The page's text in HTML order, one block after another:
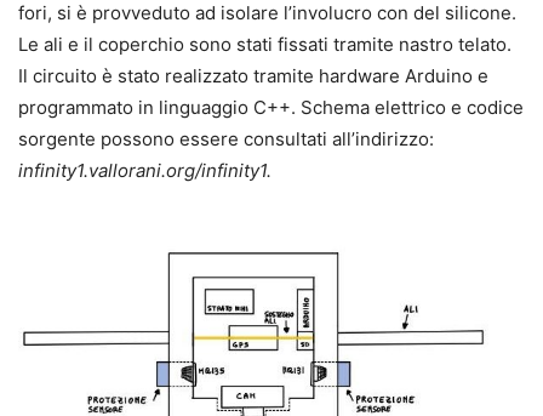
fori, si è provveduto ad isolare l’involucro con del silicone.
Le ali e il coperchio sono stati fissati tramite nastro telato.
Il circuito è stato realizzato tramite hardware Arduino e
programmato in linguaggio C++. Schema elettrico e codice
sorgente possono essere consultati all’indirizzo:
infinity1.vallorani.org/infinity1.